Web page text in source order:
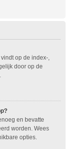
op de index-,
door op de
en bevatte
worden. Wees
opties.